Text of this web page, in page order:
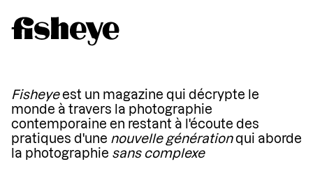
Fisheyeest un magazine qui décrypte le
monde à travers la photographie
contemporaine en restant à l'écoute des
pratiques d'une nouvelle générationqui aborde
la photographie sans complexe